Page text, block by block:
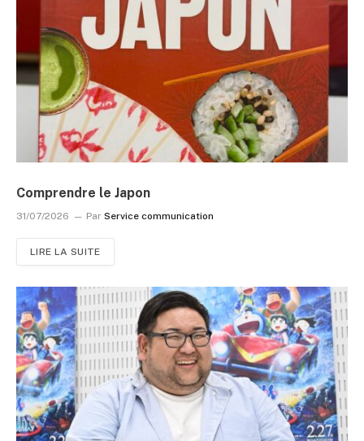
Comprendre le Japon
31/07/2026 Par Service communication
LIRE LA SUITE